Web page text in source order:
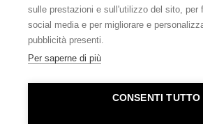
sulle prestazioni e sull'utilizzo del sito, per
social media e per migliorare e
pubblicità presenti.
Per saperne di più
CONSENTI TUTTO
Assistenza